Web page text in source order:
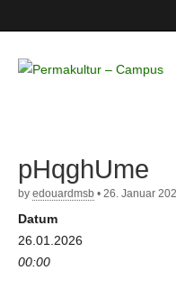
– Campus
pHqghUme
by edouardmsb • 26. Januar
Datum
26.01.2026
00:00